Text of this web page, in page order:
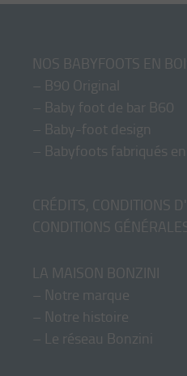
NOS BABYFOOTS EN
– B90 Original
– Baby foot de bar B60
– Baby-foot design
– Babyfoots fabriqués
CRÉDITS, CONDITIONS
CONDITIONS
LA MAISON BONZINI
– Notre marque
– Notre histoire
– Le réseau Bonzini